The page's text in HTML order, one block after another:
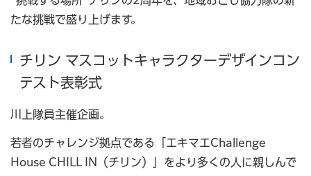
たな挑戦で盛り上げます。
チリン マスコットキャラクターデザインコン
テスト表彰式
川上隊員主催企画。
若者のチャレンジ拠点である「エキマエChallenge
House CHILL IN（チリン）」をより多くの人に親しんで